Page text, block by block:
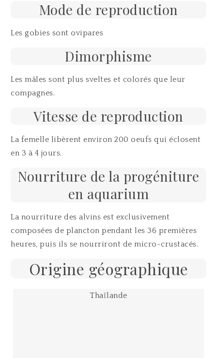
Mode de reproduction
Les gobies sont ovipares
Dimorphisme
Les mâles sont plus sveltes et colorés que leur
compagnes.
Vitesse de reproduction
La femelle libèrent environ 200 oeufs qui éclosent
en 3 à 4 jours.
Nourriture de la progéniture
en aquarium
La nourriture des alvins est exclusivement
composées de plancton pendant les 36 premières
heures, puis ils se nourriront de micro-crustacés.
Origine géographique
Thaïlande